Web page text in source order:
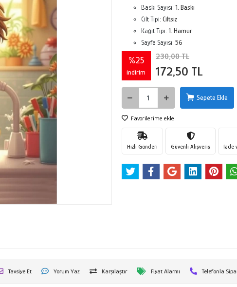
Baskı Sayısı: 1. Baskı
Cilt Tipi: Ciltsiz
Kağıt Tipi: 1. Hamur
Sayfa Sayısı: 56
%25
indirim
230,00 TL
172,50 TL
Sepete Ekle
Favorilerime ekle
Hızlı Gönderi Güvenli Alışveriş İade
Tavsiye Et Yorum Yaz Karşılaştır Fiyat Alarmı Telefonla